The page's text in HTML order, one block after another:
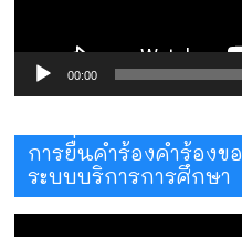
00:00
การยื่นคำร้องคำร้องข
ระบบบริการการศึกษา